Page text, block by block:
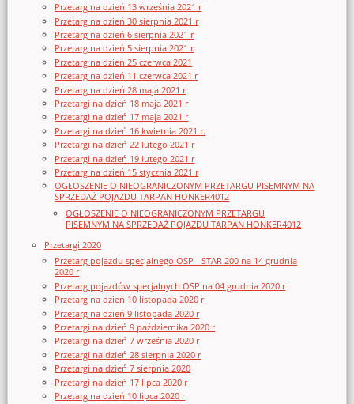
Przetarg na dzień 13 września 2021 r
Przetarg na dzień 30 sierpnia 2021 r
Przetarg na dzień 6 sierpnia 2021 r
Przetarg na dzień 5 sierpnia 2021 r
Przetarg na dzień 25 czerwca 2021
Przetarg na dzień 11 czerwca 2021 r
Przetarg na dzień 28 maja 2021 r
Przetargi na dzień 18 maja 2021 r
Przetargi na dzień 17 maja 2021 r
Przetargi na dzień 16 kwietnia 2021 r.
Przetargi na dzień 22 lutego 2021 r
Przetargi na dzień 19 lutego 2021 r
Przetarg na dzień 15 stycznia 2021 r
OGŁOSZENIE O NIEOGRANICZONYM PRZETARGU PISEMNYM NA
SPRZEDAŻ POJAZDU TARPAN HONKER4012
OGŁOSZENIE O NIEOGRANICZONYM PRZETARGU
PISEMNYM NA SPRZEDAŻ POJAZDU TARPAN HONKER4012
Przetargi 2020
Przetarg pojazdu specjalnego OSP - STAR 200 na 14 grudnia
2020 r
Przetarg pojazdów specjalnych OSP na 04 grudnia 2020 r
Przetarg na dzień 10 listopada 2020 r
Przetarg na dzień 9 listopada 2020 r
Przetargi na dzień 9 października 2020 r
Przetargi na dzień 7 września 2020 r
Przetargi na dzień 28 sierpnia 2020 r
Przetargi na dzień 7 sierpnia 2020
Przetargi na dzień 17 lipca 2020 r
Przetarg na dzień 10 lipca 2020 r